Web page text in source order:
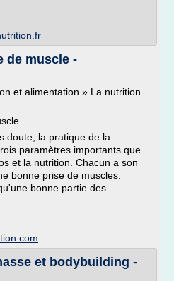
de muscle -
et alimentation » La nutrition
doute, la pratique de la
paramètres importants que
et la nutrition. Chacun a son
bonne prise de muscles.
bonne partie des...
et bodybuilding -